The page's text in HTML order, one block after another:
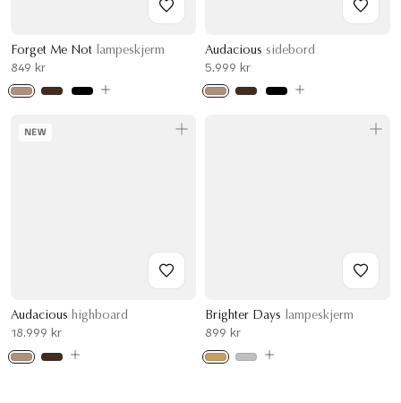
Forget Me Not lampeskjerm
849 kr
Audacious sidebord
5.999 kr
NEW
Audacious highboard
18.999 kr
Brighter Days lampeskjerm
899 kr